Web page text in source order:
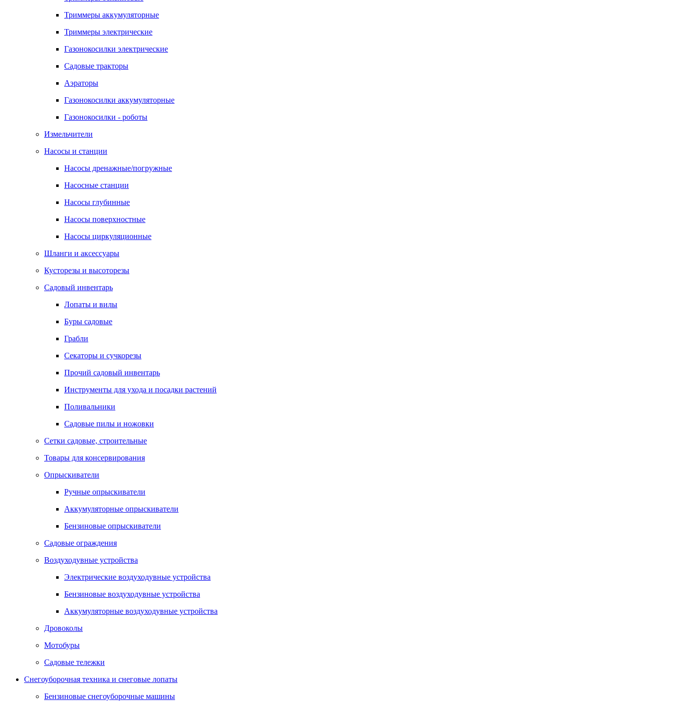
Триммеры аккумуляторные
Триммеры электрические
Газонокосилки электрические
Садовые тракторы
Аэраторы
Газонокосилки аккумуляторные
Газонокосилки - роботы
Измельчители
Насосы и станции
Насосы дренажные/погружные
Насосные станции
Насосы глубинные
Насосы поверхностные
Насосы циркуляционные
Шланги и аксессуары
Кусторезы и высоторезы
Садовый инвентарь
Лопаты и вилы
Буры садовые
Грабли
Секаторы и сучкорезы
Прочий садовый инвентарь
Инструменты для ухода и посадки растений
Поливальники
Садовые пилы и ножовки
Сетки садовые, строительные
Товары для консервирования
Опрыскиватели
Ручные опрыскиватели
Аккумуляторные опрыскиватели
Бензиновые опрыскиватели
Садовые ограждения
Воздуходувные устройства
Электрические воздуходувные устройства
Бензиновые воздуходувные устройства
Аккумуляторные воздуходувные устройства
Дровоколы
Мотобуры
Садовые тележки
Снегоуборочная техника и снеговые лопаты
Бензиновые снегоуборочные машины